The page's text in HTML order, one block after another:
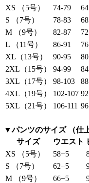
XS （5号）
74-79 64
S （7号）
78-83 68
M （9号）
82-87 72
L （11号）
86-91 76
XL（13号）
90-95 80
2XL（15号）
94-99 84
3XL（17号）
98-103 88
4XL（19号）
102-107 92
5XL（21号）
106-111 96
▼パンツのサイズ （仕
サイズ
ウエスト
XS （5号）
58+5
S （7号）
62+5
M （9号）
66+5